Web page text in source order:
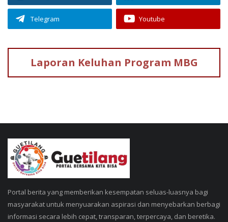
Telegram Youtube
Laporan Keluhan Program MBG
Portal berita yang memberikan kesempatan seluas-luasnya bagi
masyarakat untuk menyuarakan aspirasi dan menyebarkan berbagi
informasi secara lebih cepat, transparan, terpercaya, dan beretika.